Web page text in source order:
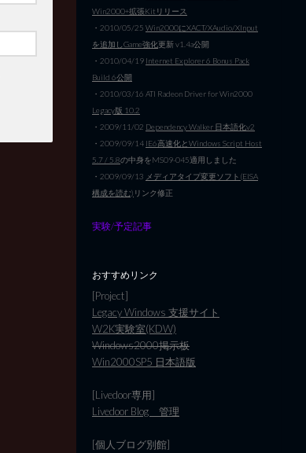
Win2000+拡張Kitリリース
・2010/05/25 Win2000にXACT/XAudio/XInput
を追加しGame強化更新 v1.4a公開
・2010/04/19 Internet Explorer 6 Bonus Pack
Build 6公開
・2010/03/16 ATI Radeon Driver for Win2000
Legacy版 10.2
・2009/11/02 Dependency Walker 日本語化v2
・2009/09/14 IE6高速化とWindows Script Host
5.7 / 5.8の中身をMS09-045適用しました
・2009/09/13 メディアタイプ変更ソフト(EISA
構成を読む) リンク修正
実験/予定記事
おすすめリンク
[Project]
Legacy Windows 支援サイト
W2K実験室(KDW)
Windows2000掲示板
Win2000SP5 日本語版
[Livedoor専用]
Livedoor Blog 管理
[個人ブログ別館]